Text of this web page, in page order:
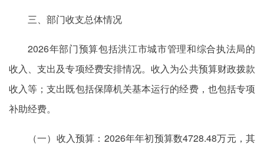
三、部门收支总体情况
2026年部门预算包括洪江市城市管理和综合执法局的
收入、支出及专项经费安排情况。收入为公共预算财政拨款
收入等；支出既包括保障机关基本运行的经费，也包括专项
补助经费。
（一）收入预算：2026年年初预算数4728.48万元，其